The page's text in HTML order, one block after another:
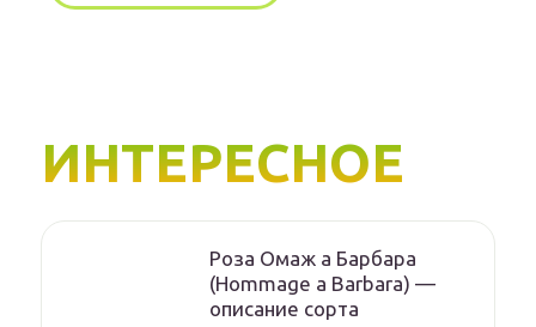
ИНТЕРЕСНОЕ
Роза Омаж а Барбара
(Hommage a Barbara) —
описание сорта